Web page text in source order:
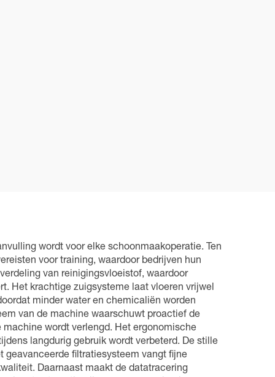
wordt voor elke schoonmaakoperatie. Ten
voor training, waardoor bedrijven hun
van reinigingsvloeistof, waardoor
Het krachtige zuigsysteme laat vloeren vrijwel
minder water en chemicaliën worden
van de machine waarschuwt proactief de
wordt verlengd. Het ergonomische
langdurig gebruik wordt verbeterd. De stille
geavanceerde filtratiesysteem vangt fijne
Daarnaast maakt de datatracering